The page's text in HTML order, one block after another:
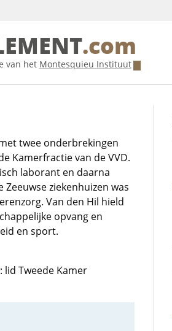
.com
van het Montesquieu Instituut
twee onderbrekingen
Kamerfractie van de VVD.
laborant en daarna
ziekenhuizen was
Van den Hil hield
opvang en
en sport.
lid Tweede Kamer